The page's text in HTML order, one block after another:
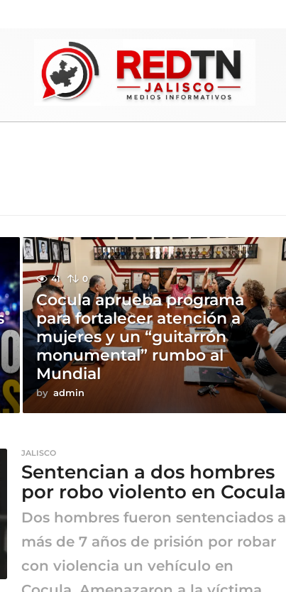
41 0
Cocula aprueba programa
para fortalecer atención a
mujeres y un “guitarrón
monumental” rumbo al
Mundial
by admin
JALISCO
Sentencian a dos hombres
por robo violento en Cocula
Dos hombres fueron sentenciados a
más de 7 años de prisión por robar
con violencia un vehículo en